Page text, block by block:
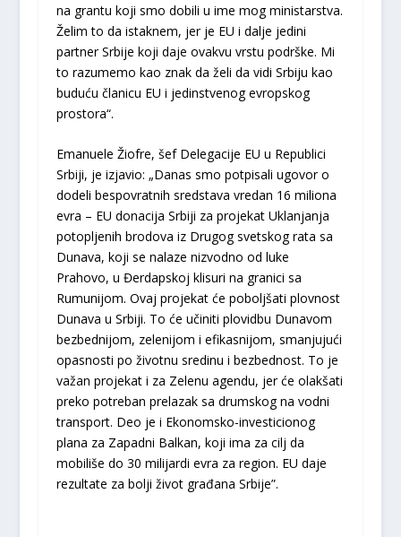
na grantu koji smo dobili u ime mog ministarstva.
Želim to da istaknem, jer je EU i dalje jedini
partner Srbije koji daje ovakvu vrstu podrške. Mi
to razumemo kao znak da želi da vidi Srbiju kao
buduću članicu EU i jedinstvenog evropskog
prostora“.
Emanuele Žiofre, šef Delegacije EU u Republici
Srbiji, je izjavio: „Danas smo potpisali ugovor o
dodeli bespovratnih sredstava vredan 16 miliona
evra – EU donacija Srbiji za projekat Uklanjanja
potopljenih brodova iz Drugog svetskog rata sa
Dunava, koji se nalaze nizvodno od luke
Prahovo, u Đerdapskoj klisuri na granici sa
Rumunijom. Ovaj projekat će poboljšati plovnost
Dunava u Srbiji. To će učiniti plovidbu Dunavom
bezbednijom, zelenijom i efikasnijom, smanjujući
opasnosti po životnu sredinu i bezbednost. To je
važan projekat i za Zelenu agendu, jer će olakšati
preko potreban prelazak sa drumskog na vodni
transport. Deo je i Ekonomsko-investicionog
plana za Zapadni Balkan, koji ima za cilj da
mobiliše do 30 milijardi evra za region. EU daje
rezultate za bolji život građana Srbije”.